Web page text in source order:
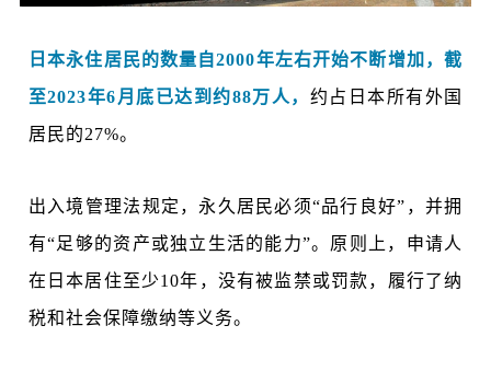
日本永住居民的数量自2000年左右开始不断增加，截
至2023年6月底已达到约88万人， 约占日本所有外国
居民的27%。
出入境管理法规定，永久居民必须“品行良好”，并拥
有“足够的资产或独立生活的能力”。原则上，申请人
在日本居住至少10年，没有被监禁或罚款，履行了纳
税和社会保障缴纳等义务。